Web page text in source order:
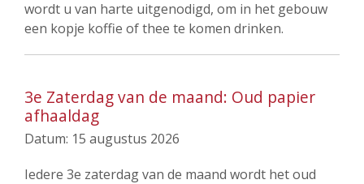
wordt u van harte uitgenodigd, om in het gebouw
een kopje koffie of thee te komen drinken.
3e Zaterdag van de maand: Oud papier
afhaaldag
Datum: 15 augustus 2026
Iedere 3e zaterdag van de maand wordt het oud